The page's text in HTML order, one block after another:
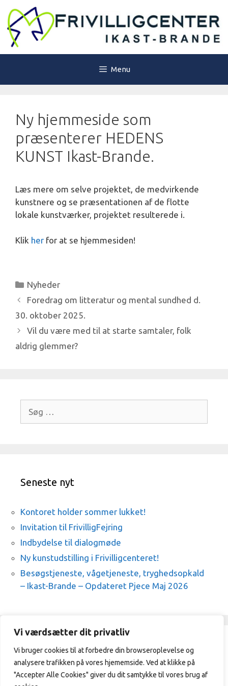
Vi værdsætter dit privatliv
Vi bruger cookies til at forbedre din browseroplevelse og
analysere trafikken på vores hjememside. Ved at klikke på
"Accepter Alle Cookies" giver du dit samtykke til vores brug af
indhold
Menu
Ny hjemmeside som
præsenterer HEDENS
KUNST Ikast-Brande.
Læs mere om selve projektet, de medvirkende
kunstnere og se præsentationen af de flotte
lokale kunstværker, projektet resulterede i.
Klik her for at se hjemmesiden!
Kategorier
Nyheder
Foredrag om litteratur og mental sundhed d.
30. oktober 2025.
Vil du være med til at starte samtaler, folk
aldrig glemmer?
efter:
Seneste nyt
Kontoret holder sommer lukket!
Invitation til FrivilligFejring
Indbydelse til dialogmøde
Ny kunstudstilling i Frivilligcenteret!
Besøgstjeneste, vågetjeneste, tryghedsopkald
– Ikast-Brande – Opdateret Pjece Maj 2026
Frivilligcenter Ikast-Brande / 21329409
/vibeke@frivilligcenterikast-brande.dk